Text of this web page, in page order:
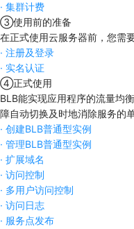
· 集群计费
③使用前的准备
在正式使用云服务器前，您需
· 注册及登录
· 实名认证
④正式使用
BLB能实现应用程序的流量均
障自动切换及时地消除服务的
· 创建BLB普通型实例
· 管理BLB普通型实例
· 扩展域名
· 访问控制
· 多用户访问控制
· 访问日志
· 服务点发布